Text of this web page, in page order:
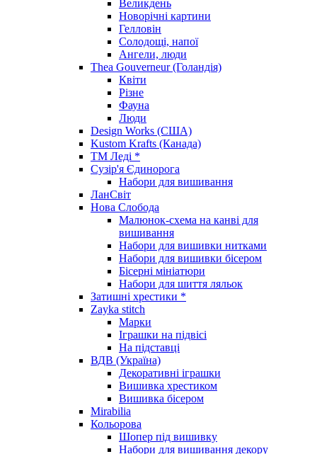
Великдень
Новорічні картини
Гелловін
Солодощі, напої
Ангели, люди
Thea Gouverneur (Голандія)
Квіти
Різне
Фауна
Люди
Design Works (США)
Kustom Krafts (Канада)
ТМ Леді *
Сузір'я Єдинорога
Набори для вишивання
ЛанСвіт
Нова Слобода
Малюнок-схема на канві для
вишивання
Набори для вишивки нитками
Набори для вишивки бісером
Бісерні мініатюри
Набори для шиття ляльок
Затишні хрестики *
Zayka stitch
Марки
Іграшки на підвісі
На підставці
ВДВ (Україна)
Декоративні іграшки
Вишивка хрестиком
Вишивка бісером
Mirabilia
Кольорова
Шопер під вишивку
Набори для вишивання декору